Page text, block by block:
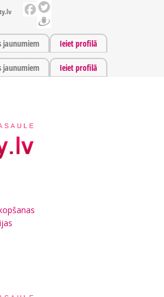
jaunumiem Ieiet profilā
jaunumiem Ieiet profilā